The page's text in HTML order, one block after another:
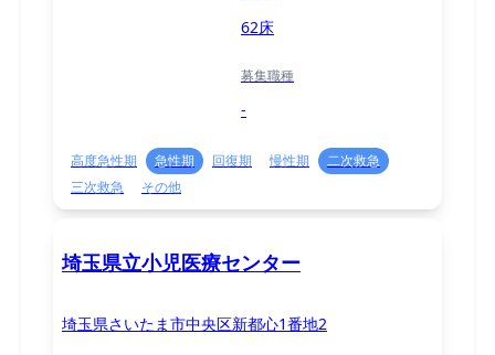
62床
募集職種
-
高度急性期 急性期 回復期 慢性期
二次救急
三次救急
その他
埼玉県立小児医療センター
埼玉県さいたま市中央区新都心1番地2